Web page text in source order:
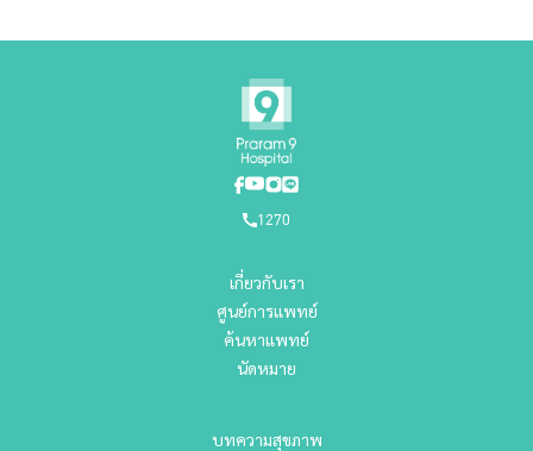
1270
เกี่ยวกับเรา
ศูนย์การแพทย์
ค้นหาแพทย์
นัดหมาย
บทความสุขภาพ